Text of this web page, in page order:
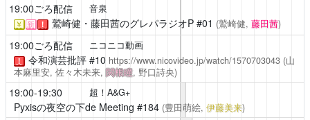
19:00ごろ配信 音泉
￥ 新 ！ 鷲崎健・藤田茜のグレパラジオP#01 (鷲崎健, 藤田茜)
19:00ごろ配信 ニコニコ動画
！ 令和演芸批評#10 https://www.nicovideo.jp/watch/1570703043 (山
本麻里安, 佐々木未来,関根瞳, 野口詩央)
19:00-19:30 超！A&G+
Pyxisの夜空の下de Meeting #184 (豊田萌絵, 伊藤美来)